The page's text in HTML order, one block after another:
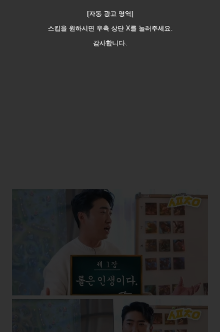
[자동 광고 영역]
스킵을 원하시면 우측 상단 X를 눌러주세요.
감사합니다.